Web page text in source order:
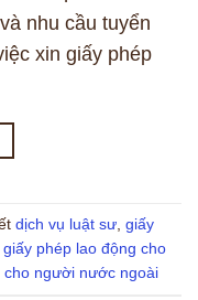
nhu cầu tuyển
xin giấy phép
dịch vụ luật sư giấy
giấy phép lao động cho
cho người nước ngoài